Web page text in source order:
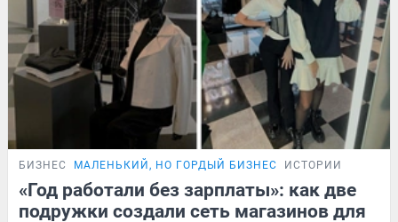
БИЗНЕС МАЛЕНЬКИЙ, НО ГОРДЫЙ БИЗНЕС ИСТОРИИ
«Год работали без зарплаты»: как две
подружки создали сеть магазинов для